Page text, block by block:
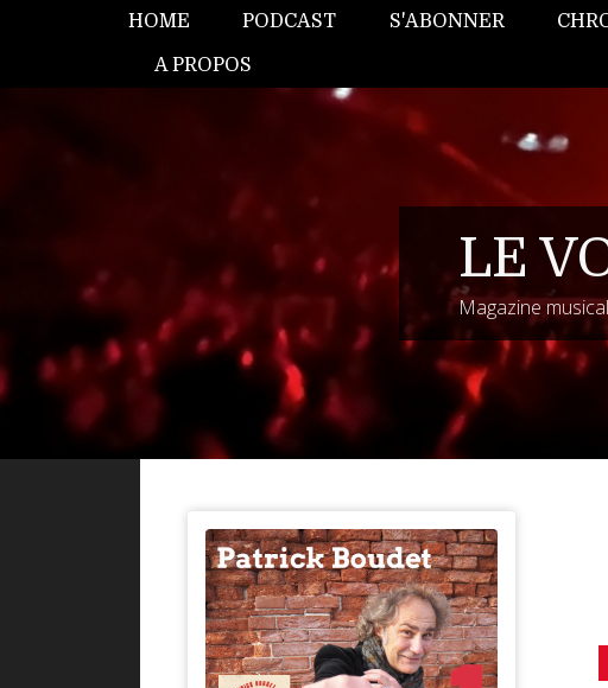
HOME PODCAST S'ABONNER
A PROPOS
LE
Magazine